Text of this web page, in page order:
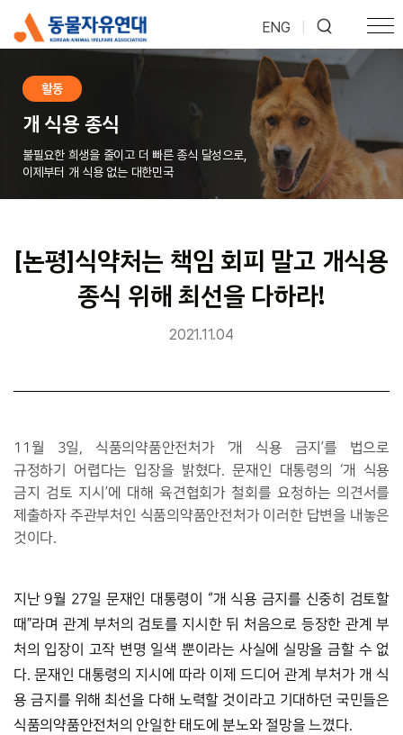
ENG
활동
개 식용 종식
불필요한 희생을 줄이고 더 빠른 종식 달성으로,
이제부터 개 식용 없는 대한민국
[논평]식약처는 책임 회피 말고 개식용
종식 위해 최선을 다하라!
2021.11.04
11월 3일, 식품의약품안전처가 ‘개 식용 금지’를 법으로
규정하기 어렵다는 입장을 밝혔다. 문재인 대통령의 ‘개 식용
금지 검토 지시’에 대해 육견협회가 철회를 요청하는 의견서를
제출하자 주관부처인 식품의약품안전처가 이러한 답변을 내놓은
것이다.
지난 9월 27일 문재인 대통령이 “개 식용 금지를 신중히 검토할
때”라며 관계 부처의 검토를 지시한 뒤 처음으로 등장한 관계 부
처의 입장이 고작 변명 일색 뿐이라는 사실에 실망을 금할 수 없
다. 문재인 대통령의 지시에 따라 이제 드디어 관계 부처가 개 식
용 금지를 위해 최선을 다해 노력할 것이라고 기대하던 국민들은
식품의약품안전처의 안일한 태도에 분노와 절망을 느꼈다.